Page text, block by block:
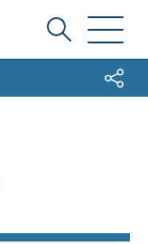
Ich
suche...Share